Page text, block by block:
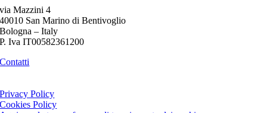
via Mazzini 4
40010 San Marino di Bentivoglio
Bologna – Italy
P. Iva IT00582361200
Contatti
Privacy Policy
Cookies Policy